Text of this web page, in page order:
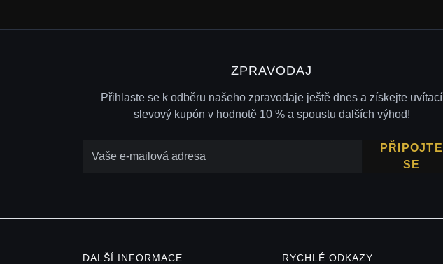
ZPRAVODAJ
Přihlaste se k odběru našeho zpravodaje ještě dnes a získejte uvítací
slevový kupón v hodnotě 10 % a spoustu dalších výhod!
PŘIPOJTE
SE
DALŠÍ INFORMACE RYCHLÉ ODKAZY